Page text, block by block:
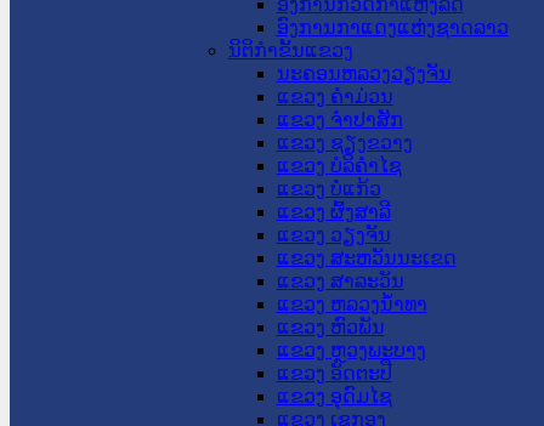
ອົງການກວດກາແຫ່ງລັດ
ອົງການກາແດງແຫ່ງຊາດລາວ
ນິຕິກໍາຂັ້ນແຂວງ
ນະ​ຄອນ​ຫລວງວຽງຈັນ
ແຂວງ ຄໍາມ່ວນ
ແຂວງ ຈໍາປາສັກ
ແຂວງ ຊຽງຂວາງ
ແຂວງ ບໍລິຄໍາໄຊ
ແຂວງ ບໍ່ແກ້ວ
ແຂວງ ຜົ້ງສາລີ
ແຂວງ ວຽງຈັນ
ແຂວງ ສະຫວັນນະເຂດ
ແຂວງ ສາລະວັນ
ແຂວງ ຫລວງນໍ້າທາ
ແຂວງ ຫົວພັນ
ແຂວງ ຫຼວງພະບາງ
ແຂວງ ອັດຕະປື
ແຂວງ ອຸດົມໄຊ
ແຂວງ ເຊກອງ